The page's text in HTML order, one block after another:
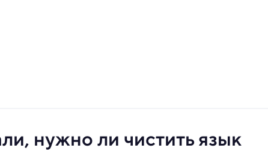
нужно ли чистить язык